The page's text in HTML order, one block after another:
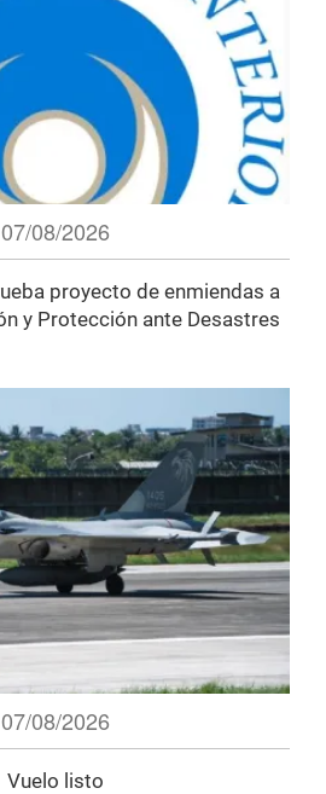
07/08/2026
proyecto de enmiendas a
y Protección ante Desastres
07/08/2026
Vuelo listo